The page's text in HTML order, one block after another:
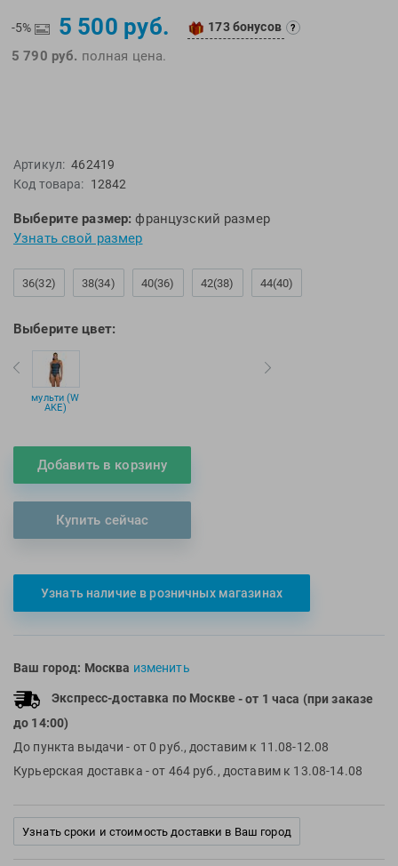
Epson
Luvali
Maru
Master-Ski
McNett
Medaller
MGB
Michael Phelps
Mosconi
Multipower
Nivea
Octane Fitness
Oness Sport
Original FitTools
Paterra
Rip Curl
Sailfish
Salomon
Tanita
Tekmar
Triswim
Turbo
TUSA
TYR
Under Armour
Vivobarefoot
Waboba
-5% 5 500 руб. 173 бонусов ?
5 790 руб. полная цена.
Артикул: 462419
Код товара: 12842
Выберите размер: французский размер
Узнать свой размер
36(32) 38(34) 40(36) 42(38) 44(40)
Выберите цвет:
мульти (W
AKE)
Добавить в корзину
Купить сейчас
Узнать наличие в розничных магазинах
Ваш город: Москва изменить
Экспресс-доставка по Москве - от 1 часа (при заказе
до 14:00)
До пункта выдачи - от 0 руб., доставим к 11.08-12.08
Курьерская доставка - от 464 руб., доставим к 13.08-14.08
Узнать сроки и стоимость доставки в Ваш город